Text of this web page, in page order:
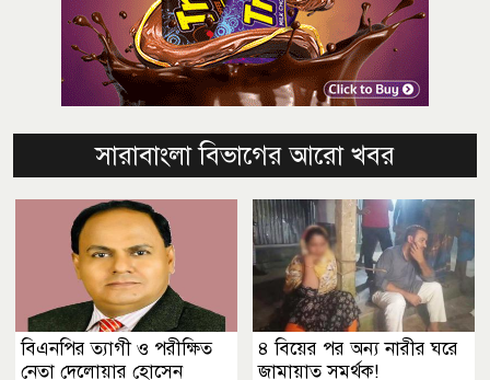
সারাবাংলা বিভাগের আরো খবর
বিএনপির ত্যাগী ও পরীক্ষিত
নেতা দেলোয়ার হোসেন
৪ বিয়ের পর অন্য নারীর ঘরে
জামায়াত সমর্থক!